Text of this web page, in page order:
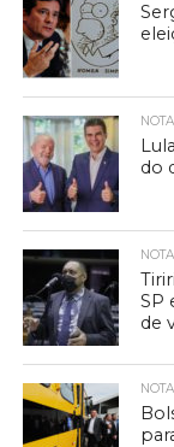
do
SP
de